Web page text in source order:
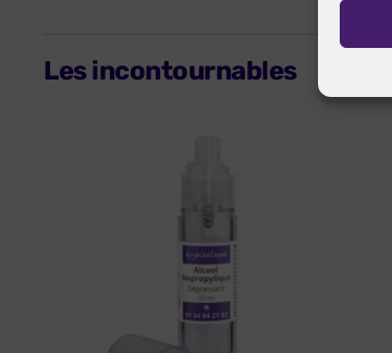
Les incontournables